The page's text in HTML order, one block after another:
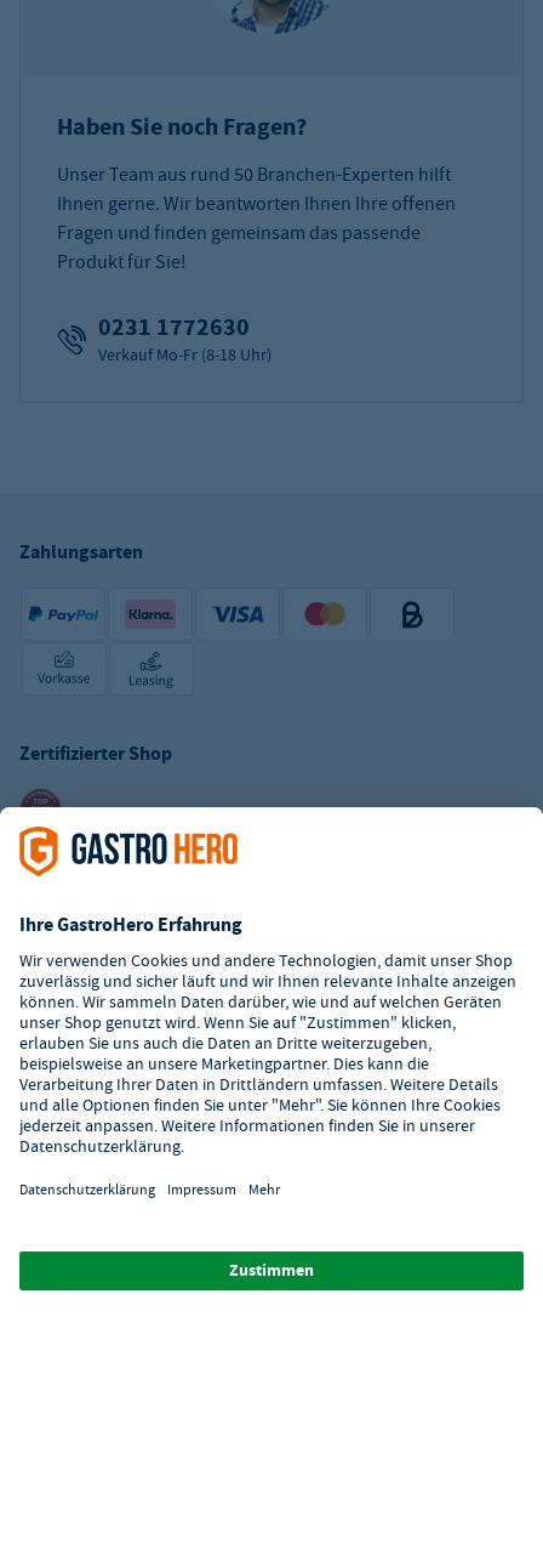
Haben Sie noch Fragen?
Unser Team aus rund 50 Branchen-Experten hilft
Ihnen gerne. Wir beantworten Ihnen Ihre offenen
Fragen und finden gemeinsam das passende
Produkt für Sie!
0231 1772630
Verkauf Mo-Fr (8-18 Uhr)
Zahlungsarten
Zertifizierter Shop
Digitaler Showroom
Kontaktformular
Hilfe